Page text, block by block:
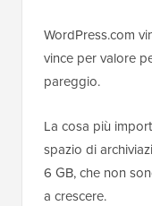
WordPress.com
vince per valore
pareggio.
La cosa più
spazio di
6 GB, che non
a crescere.